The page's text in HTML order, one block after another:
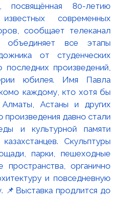
80-летию
современных
сообщает телеканал
объединяет все этапы
от студенческих
произведений,
юбилея. Имя Павла
каждому, кто хотя бы
Астаны и других
произведения давно стали
и культурной памяти
Скульптуры
парки, пешеходные
органично
и повседневную
📌Выставка продлится до